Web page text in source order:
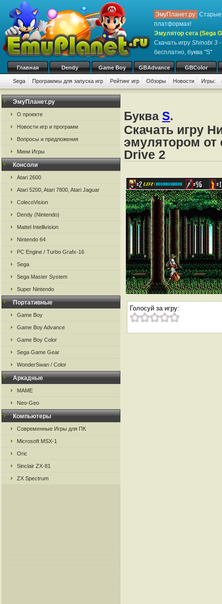
ЭмуПланет.ру: Старые
платформах!
Эмулятор сега (Sega
Скачать игру Shinobi 3
бесплатно, буква "S"
Главная Dendy Game Boy GBAdvance GBColor
Sega Программы для запуска игр Рейтинг игр Обзоры Новости Игры:
ЭмуПланет.ру
О проекте
Новости игр и программ
Вопросы и предложения
Мини Игры
Консоли
Atari 2600
Atari 5200, Atari 7800, Atari Jaguar
ColecoVision
Dendy (Nintendo)
Mattel Intellivision
Nintendo 64
PC Engine / Turbo Grafx-16
Sega
Sega Master System
Super Nintendo
Портативные
Game Boy
Game Boy Advance
Game Boy Color
Sega Game Gear
WonderSwan / Color
Аркадные
MAME
Neo-Geo
Компьютеры
Современные Игры для ПК
Microsoft MSX-1
Oric
Sinclair ZX-81
ZX Spectrum
Буква S.
Скачать игру
эмулятором от
Drive 2
Голосуй за игру: